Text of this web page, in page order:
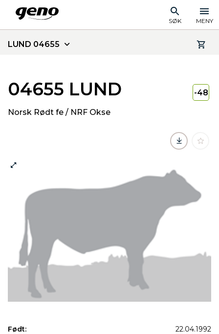
SØK MENY
LUND 04655
04655 LUND
Norsk Rødt fe / NRF Okse
-48
Født:
22.04.1992